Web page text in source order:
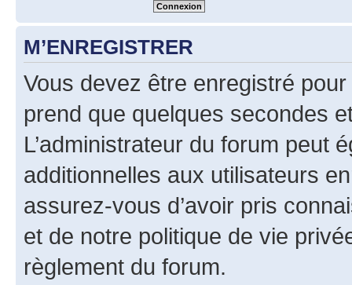
M’ENREGISTRER
Vous devez être enregistré
prend que quelques secondes
L’administrateur du forum peut
additionnelles aux utilisateurs
assurez-vous d’avoir pris
et de notre politique de vie
règlement du forum.